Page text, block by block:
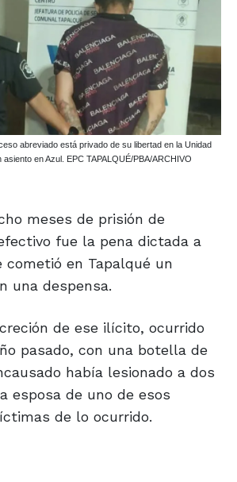
abreviado está privado de su libertad en la Unidad
en Azul. EPC TAPALQUÉ/PBA/ARCHIVO
meses de prisión de
fue la pena dictada a
cometió en Tapalqué un
una despensa.
de ese ilícito, ocurrido
pasado, con una botella de
había lesionado a dos
esposa de uno de esos
de lo ocurrido.